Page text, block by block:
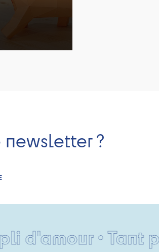
newsletter ?
• Tant pis